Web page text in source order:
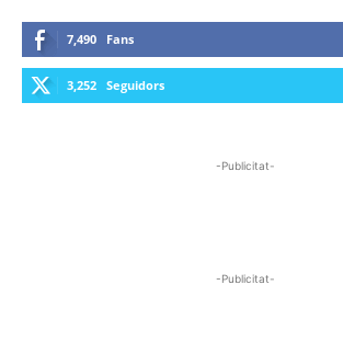
7,490 Fans
3,252 Seguidors
-Publicitat-
-Publicitat-